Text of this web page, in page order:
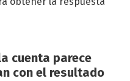
cuenta parece
con el resultado